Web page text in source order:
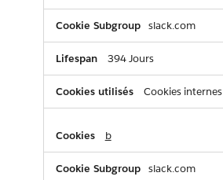
slack.com
394 Jours
Cookies internes
b
slack.com